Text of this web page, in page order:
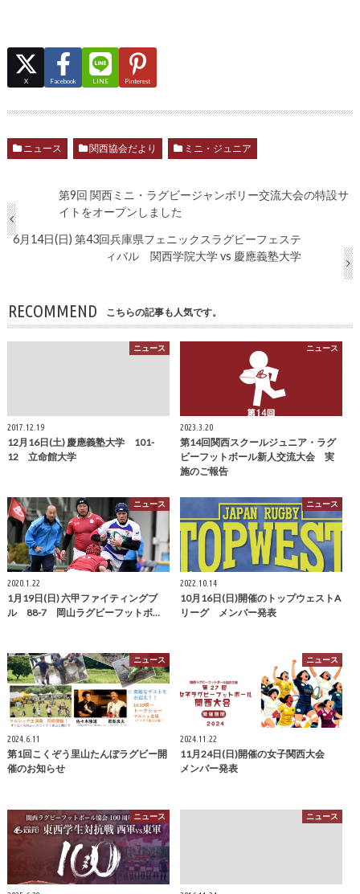
X Facebook LINE Pinterest
ニュース 関西協会だより ミニ・ジュニア
第9回 関西ミニ・ラグビージャンボリー交流大会の特設サ
イトをオープンしました
6月14日(日) 第43回兵庫県フェニックスラグビーフェステ
ィバル 関西学院大学 vs 慶應義塾大学
RECOMMEND こちらの記事も人気です。
ニュース
2017.12.19
12月16日(土) 慶應義塾大学 101-
12 立命館大学
ニュース
2023.3.20
第14回関西スクールジュニア・ラグ
ビーフットボール新人交流大会 実
施のご報告
ニュース
2020.1.22
1月19日(日) 六甲ファイティングブ
ル 88-7 岡山ラグビーフットボ…
ニュース
2022.10.14
10月16日(日)開催のトップウェストA
リーグ メンバー発表
ニュース
2024.6.11
第1回こくぞう里山たんぼラグビー開
催のお知らせ
ニュース
2024.11.22
11月24日(日)開催の女子関西大会
メンバー発表
ニュース ニュース